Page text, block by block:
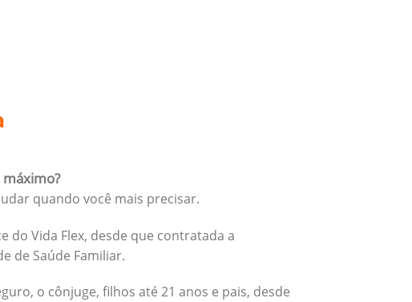
quando você mais precisar.
do Vida Flex, desde que contratada a
de Saúde Familiar.
o cônjuge, filhos até 21 anos e pais, desde